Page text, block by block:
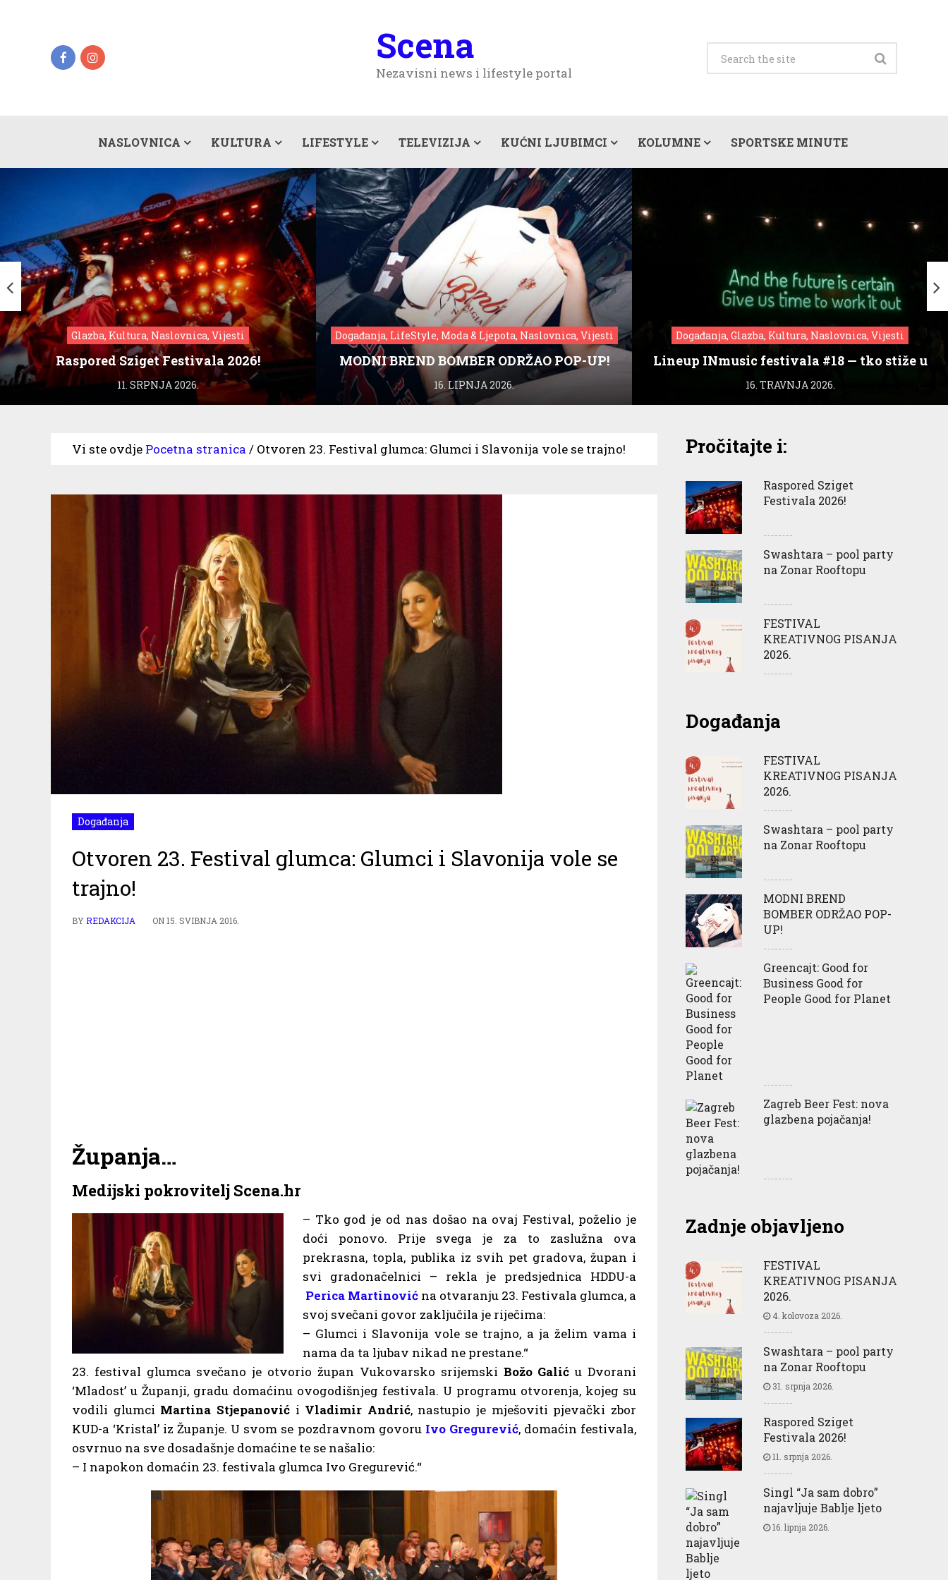
Scena
Nezavisni news i lifestyle portal
NASLOVNICA KULTURA LIFESTYLE TELEVIZIJA KUĆNI LJUBIMCI KOLUMNE SPORTSKE MINUTE
Glazba, Kultura, Naslovnica, Vijesti
Raspored Sziget Festivala 2026!
11. SRPNJA 2026.
Događanja, LifeStyle, Moda & Ljepota, Naslovnica, Vijesti
MODNI BREND BOMBER ODRŽAO POP-UP!
16. LIPNJA 2026.
Događanja, Glazba, Kultura, Naslovnica, Vijesti
Lineup INmusic festivala #18 — tko stiže u
Zagreb?
16. TRAVNJA 2026.
Vi ste ovdje Pocetna stranica / Otvoren 23. Festival glumca: Glumci i Slavonija vole se trajno!
Događanja
Otvoren 23. Festival glumca: Glumci i Slavonija vole se
trajno!
BYREDAKCIJA ON15. SVIBNJA 2016.
Županja…
Medijski pokrovitelj Scena.hr
– Tko god je od nas došao na ovaj Festival, poželio je
doći ponovo. Prije svega je za to zaslužna ova
prekrasna, topla, publika iz svih pet gradova, župan i
svi gradonačelnici – rekla je predsjednica HDDU-a
Perica Martinovićna otvaranju 23. Festivala glumca, a
svoj svečani govor zaključila je riječima:
– Glumci i Slavonija vole se trajno, a ja želim vama i
nama da ta ljubav nikad ne prestane.“
23. festival glumca svečano je otvorio župan Vukovarsko srijemski Božo Galić u Dvorani
‘Mladost’ u Županji, gradu domaćinu ovogodišnjeg festivala. U programu otvorenja, kojeg su
vodili glumci Martina Stjepanovići Vladimir Andrić, nastupio je mješoviti pjevački zbor
KUD-a ‘Kristal’ iz Županje. U svom se pozdravnom govoru Ivo Gregurević, domaćin festivala,
osvrnuo na sve dosadašnje domaćine te se našalio:
– I napokon domaćin 23. festivala glumca Ivo Gregurević.“
Pročitajte i:
Raspored Sziget
Festivala 2026!
Swashtara – pool party
na Zonar Rooftopu
FESTIVAL
KREATIVNOG PISANJA
2026.
Događanja
FESTIVAL
KREATIVNOG PISANJA
2026.
Swashtara – pool party
na Zonar Rooftopu
MODNI BREND
BOMBER ODRŽAO POP-
UP!
Greencajt: Good for
Business Good for
People Good for Planet
Zagreb Beer Fest: nova
glazbena pojačanja!
Zadnje objavljeno
FESTIVAL
KREATIVNOG PISANJA
2026.
4. kolovoza 2026.
Swashtara – pool party
na Zonar Rooftopu
31. srpnja 2026.
Raspored Sziget
Festivala 2026!
11. srpnja 2026.
Singl “Ja sam dobro”
najavljuje Bablje ljeto
16. lipnja 2026.